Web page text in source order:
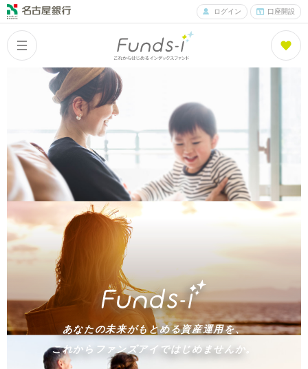
ログイン 口座開設
Columns
コラム一覧
Funds
What is Funds-i?
ファンズアイとは
Fund List
ファンド紹介
Fund Ranking
ファンズアイランキング
Today's Fund
ファンズアイ情報
マーケット情報
あなたの未来がもとめる資産運用を、
これからファンズアイではじめませんか。